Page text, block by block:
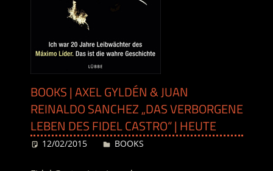
BOOKS | AXEL GYLDÉN & JUAN
REINALDO SANCHEZ „DAS VERBORGENE
LEBEN DES FIDEL CASTRO“ | HEUTE
12/02/2015 Desiree
BOOKS